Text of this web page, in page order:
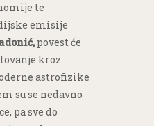
te
emisije
povest će
kroz
astrofizike
su se nedavno
pa sve do